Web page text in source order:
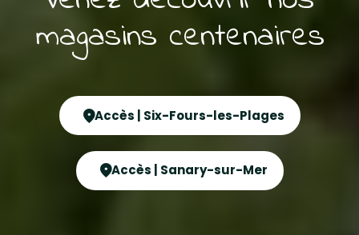
magasins centenaires
Accès | Six-Fours-les-Plages
Accès | Sanary-sur-Mer